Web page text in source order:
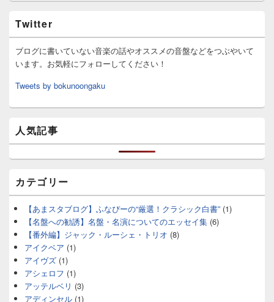
Twitter
ブログに書いていない音楽の話やオススメの音盤などをつぶやいて
います。お気軽にフォローしてください！
Tweets by bokunoongaku
人気記事
カテゴリー
【あまスタブログ】ふなぴーの“厳選！クラシック白書” (1)
【名盤への勧誘】名盤・名演についてのエッセイ集 (6)
【番外編】ジャック・ルーシェ・トリオ (8)
アイクベア (1)
アイヴズ (1)
アシェロフ (1)
アッテルベリ (3)
アディンセル (1)